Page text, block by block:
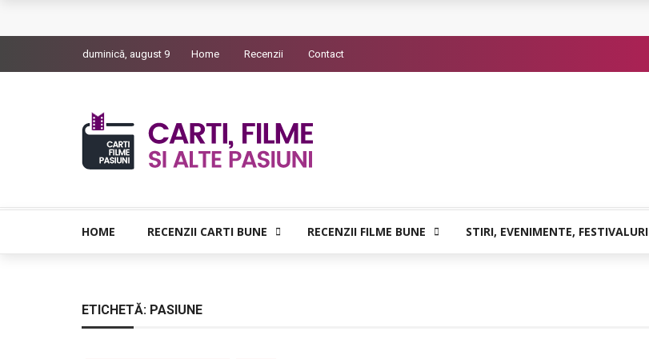
The Man Who Sold Air in the Holy Land – Generatia care poate vindeca
Bolla – O iubire interzisa din Pristina
Luati-ma drept un vis. Povestiri in K. minor – Dor de Kafka
duminică, august 9 Home Recenzii Contact
HOME RECENZII CARTI BUNE RECENZII FILME BUNE STIRI, EVENIMENTE, FESTIVALURI
ETICHETĂ: PASIUNE